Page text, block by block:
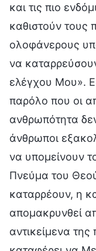
και τις πιο
καθιστούν τους
ολοφάνερους
να
ελέγχου Μου».
παρόλο που οι
ανθρωπότητα
άνθρωποι
να υπομείνουν
Πνεύμα του
καταρρέουν, η
απομακρυνθεί
αντικείμενα